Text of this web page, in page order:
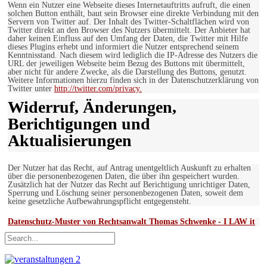
Wenn ein Nutzer eine Webseite dieses Internetauftritts aufruft, die einen
solchen Button enthält, baut sein Browser eine direkte Verbindung mit den
Servern von Twitter auf. Der Inhalt des Twitter-Schaltflächen wird von
Twitter direkt an den Browser des Nutzers übermittelt. Der Anbieter hat
daher keinen Einfluss auf den Umfang der Daten, die Twitter mit Hilfe
dieses Plugins erhebt und informiert die Nutzer entsprechend seinem
Kenntnisstand. Nach diesem wird lediglich die IP-Adresse des Nutzers die
URL der jeweiligen Webseite beim Bezug des Buttons mit übermittelt,
aber nicht für andere Zwecke, als die Darstellung des Buttons, genutzt.
Weitere Informationen hierzu finden sich in der Datenschutzerklärung von
Twitter unter http://twitter.com/privacy.
Widerruf, Änderungen,
Berichtigungen und
Aktualisierungen
Der Nutzer hat das Recht, auf Antrag unentgeltlich Auskunft zu erhalten
über die personenbezogenen Daten, die über ihn gespeichert wurden.
Zusätzlich hat der Nutzer das Recht auf Berichtigung unrichtiger Daten,
Sperrung und Löschung seiner personenbezogenen Daten, soweit dem
keine gesetzliche Aufbewahrungspflicht entgegensteht.
Datenschutz-Muster von Rechtsanwalt Thomas Schwenke - I LAW it